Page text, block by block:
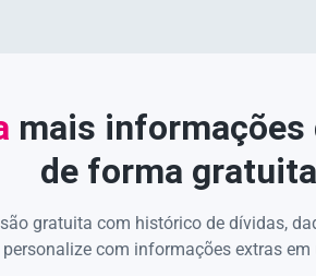
mais informações
de forma gratuita
gratuita com histórico de dívidas,
com informações extras